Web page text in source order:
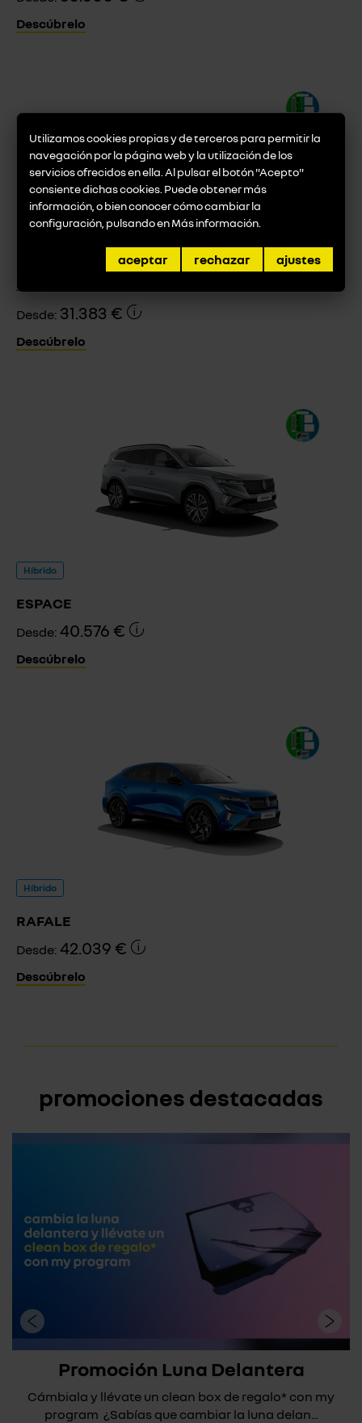
Descúbrelo
ARKANA
Desde: 31.383 €
Descúbrelo
Híbrido
ESPACE
Desde: 40.576 €
Descúbrelo
Híbrido
RAFALE
Desde: 42.039 €
Descúbrelo
promociones destacadas
Promoción Luna Delantera
Cámbiala y llévate un clean box de regalo* con my
program ¿Sabías que cambiar la luna delan...
Utilizamos cookies propias y de terceros para permitir la
navegación por la página web y la utilización de los
servicios ofrecidos en ella. Al pulsar el botón "Acepto"
consiente dichas cookies. Puede obtener más
información, o bien conocer cómo cambiar la
configuración, pulsando enMás información
aceptar rechazar ajustes